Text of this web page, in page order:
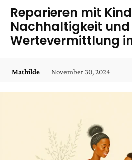
Reparieren mit
Nachhaltigkeit und
Wertevermittlung
Mathilde November 30, 2024